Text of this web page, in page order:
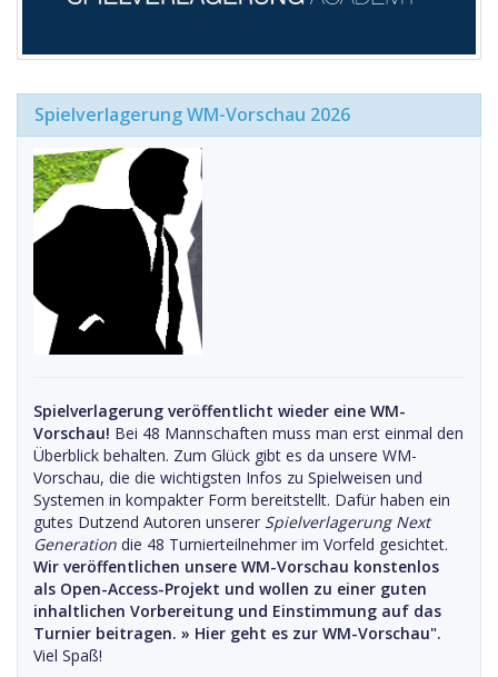
Spielverlagerung WM-Vorschau 2026
Spielverlagerung veröffentlicht wieder eine WM-
Vorschau! Bei 48 Mannschaften muss man erst einmal den
Überblick behalten. Zum Glück gibt es da unsere WM-
Vorschau, die die wichtigsten Infos zu Spielweisen und
Systemen in kompakter Form bereitstellt. Dafür haben ein
gutes Dutzend Autoren unserer Spielverlagerung Next
Generation die 48 Turnierteilnehmer im Vorfeld gesichtet.
Wir veröffentlichen unsere WM-Vorschau konstenlos
als Open-Access-Projekt und wollen zu einer guten
inhaltlichen Vorbereitung und Einstimmung auf das
Turnier beitragen. » Hier geht es zur WM-Vorschau".
Viel Spaß!